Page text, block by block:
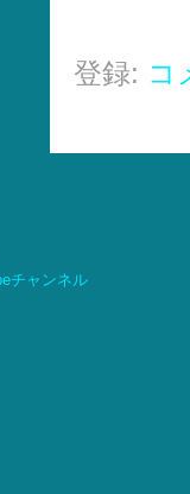
登録: コ
チャンネル